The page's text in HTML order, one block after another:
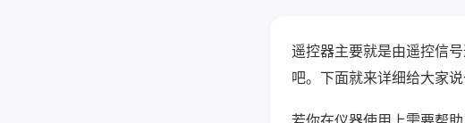
遥控器主要就是由遥控信
吧。下面就来详细给大家